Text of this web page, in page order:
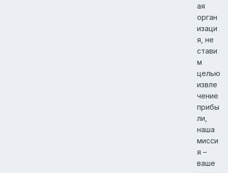
ая
орган
изаци
я, не
стави
м
целью
извле
чение
прибы
ли,
наша
мисси
я –
ваше